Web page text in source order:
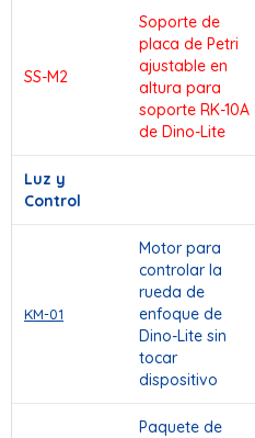
SS-M2
Soporte de
placa de Petri
ajustable en
altura para
soporte RK-10A
de Dino-Lite
Luz y
Control
KM-01
Motor para
controlar la
rueda de
enfoque de
Dino-Lite sin
tocar
dispositivo
Paquete de